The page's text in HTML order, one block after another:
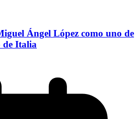
Ángel López como uno de
de Italia